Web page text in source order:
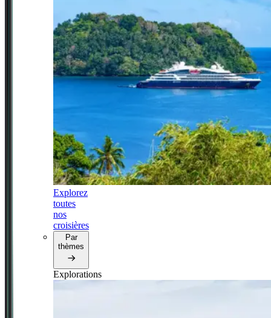
Explorez
toutes
nos
croisières
Par
thèmes
Explorations